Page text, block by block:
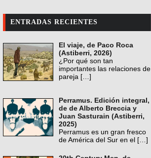
ENTRADAS RECIENTES
El viaje, de Paco Roca
(Astiberri, 2026)
¿Por qué son tan
importantes las relaciones de
pareja […]
Perramus. Edición integral,
de de Alberto Breccia y
Juan Sasturain (Astiberri,
2025)
Perramus es un gran fresco
de América del Sur en el […]